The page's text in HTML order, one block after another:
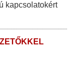
kapcsolatokért